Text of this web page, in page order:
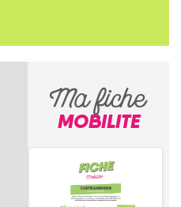
Ma fiche
MOBILITE